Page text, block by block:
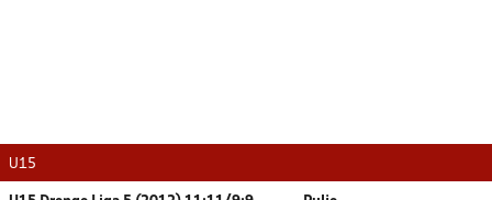
U15